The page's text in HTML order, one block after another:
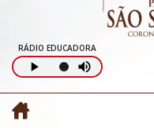
RÁDIO EDUCADORA